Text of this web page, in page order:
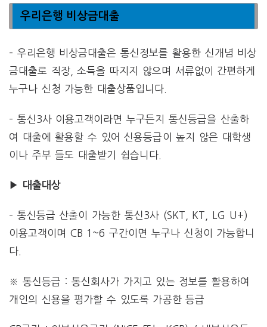
우리은행 비상금대출
– 우리은행 비상금대출은 통신정보를 활용한 신개념 비상
금대출로 직장, 소득을 따지지 않으며 서류없이 간편하게
누구나 신청 가능한 대출상품입니다.
– 통신3사 이용고객이라면 누구든지 통신등급을 산출하
여 대출에 활용할 수 있어 신용등급이 높지 않은 대학생
이나 주부 들도 대출받기 쉽습니다.
▶ 대출대상
– 통신등급 산출이 가능한 통신3사 (SKT, KT, LG U+)
이용고객이며 CB 1~6 구간이면 누구나 신청이 가능합니
다.
※ 통신등급 : 통신회사가 가지고 있는 정보를 활용하여
개인의 신용을 평가할 수 있도록 가공한 등급